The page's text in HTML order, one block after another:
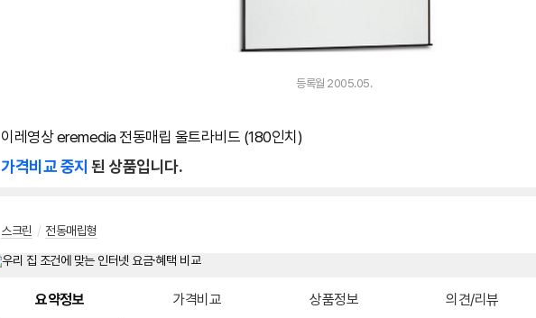
등록월 2005.05.
이레영상 eremedia 전동매립 울트라비드 (180인치)
가격비교 중지 된 상품입니다.
스크린 / 전동매립형
요약정보 가격비교 상품정보 의견/리뷰